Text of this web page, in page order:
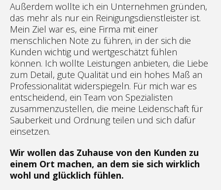
Außerdem wollte ich ein Unternehmen gründen,
das mehr als nur ein Reinigungsdienstleister ist.
Mein Ziel war es, eine Firma mit einer
menschlichen Note zu führen, in der sich die
Kunden wichtig und wertgeschätzt fühlen
können. Ich wollte Leistungen anbieten, die Liebe
zum Detail, gute Qualität und ein hohes Maß an
Professionalität widerspiegeln. Für mich war es
entscheidend, ein Team von Spezialisten
zusammenzustellen, die meine Leidenschaft für
Sauberkeit und Ordnung teilen und sich dafür
einsetzen.
Wir wollen das Zuhause von den Kunden zu
einem Ort machen, an dem sie sich wirklich
wohl und glücklich fühlen.